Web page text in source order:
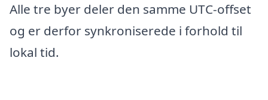
Alle tre byer deler den samme UTC-offset
og er derfor synkroniserede i forhold til
lokal tid.